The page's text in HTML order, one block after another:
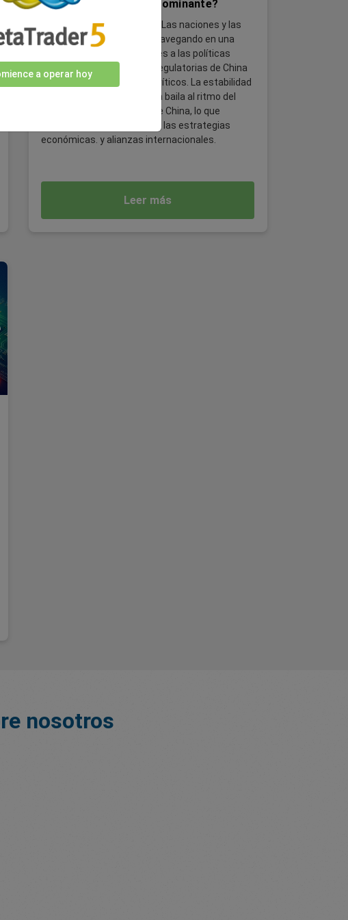
como moneda global dominante?
Reorientación económica: “Las naciones y las
empresas se encuentran navegando en una
economía donde los anclajes a las políticas
económicas y decisiones regulatorias de China
se vuelven cada vez más críticos. La estabilidad
de la economía global ahora baila al ritmo del
desempeño del mercado de China, lo que
requiere una reinvención de las estrategias
económicas. y alianzas internacionales.
Leer más
nosotros
a operar hoy